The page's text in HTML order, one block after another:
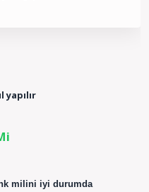
yapılır
milini iyi durumda